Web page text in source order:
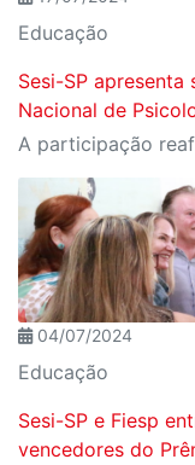
Educação
Sesi-SP
Nacional de
04/07/2024
Educação
Sesi-SP e Fiesp
vencedores do